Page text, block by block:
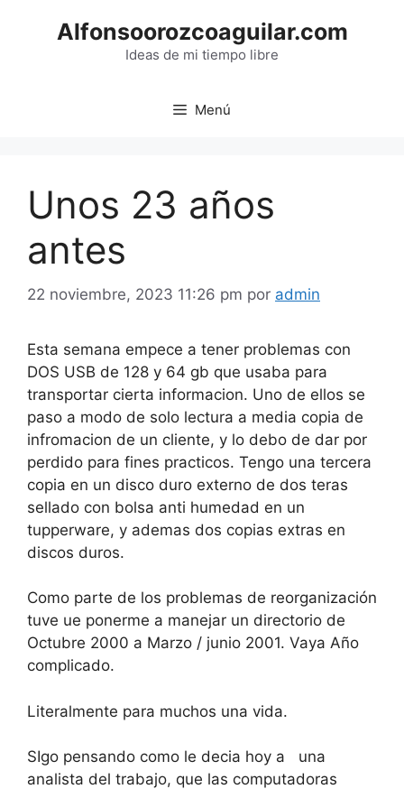
Alfonsoorozcoaguilar.com
Ideas de mi tiempo libre
Menú
Unos 23 años
antes
22 noviembre, 2023 11:26 pm por admin
Esta semana empece a tener problemas con
DOS USB de 128 y 64 gb que usaba para
transportar cierta informacion. Uno de ellos se
paso a modo de solo lectura a media copia de
infromacion de un cliente, y lo debo de dar por
perdido para fines practicos. Tengo una tercera
copia en un disco duro externo de dos teras
sellado con bolsa anti humedad en un
tupperware, y ademas dos copias extras en
discos duros.
Como parte de los problemas de reorganización
tuve ue ponerme a manejar un directorio de
Octubre 2000 a Marzo / junio 2001. Vaya Año
complicado.
Literalmente para muchos una vida.
SIgo pensando como le decia hoy a una
analista del trabajo, que las computadoras